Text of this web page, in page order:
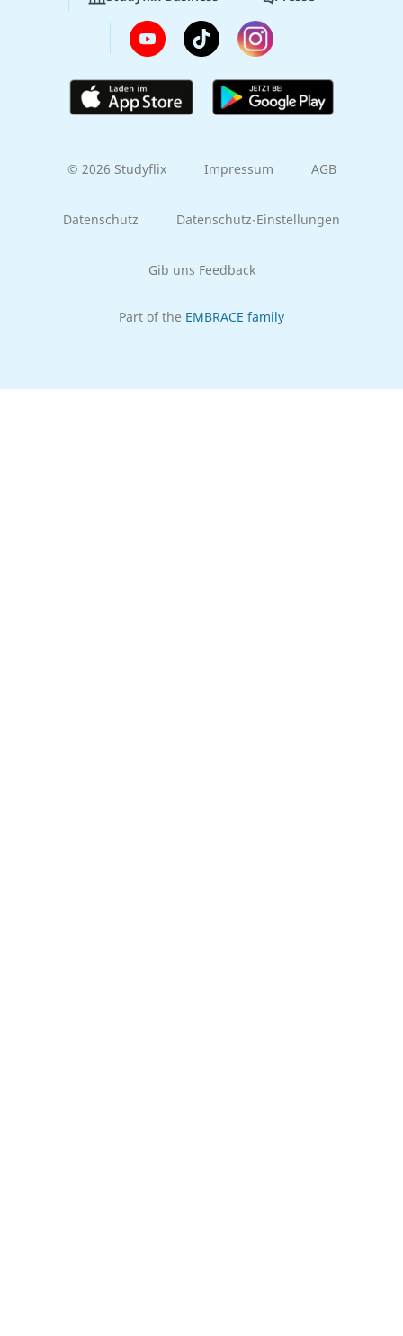
© 2026 Studyflix Impressum AGB
Datenschutz Datenschutz-Einstellungen
Gib uns Feedback
Part of the EMBRACE family